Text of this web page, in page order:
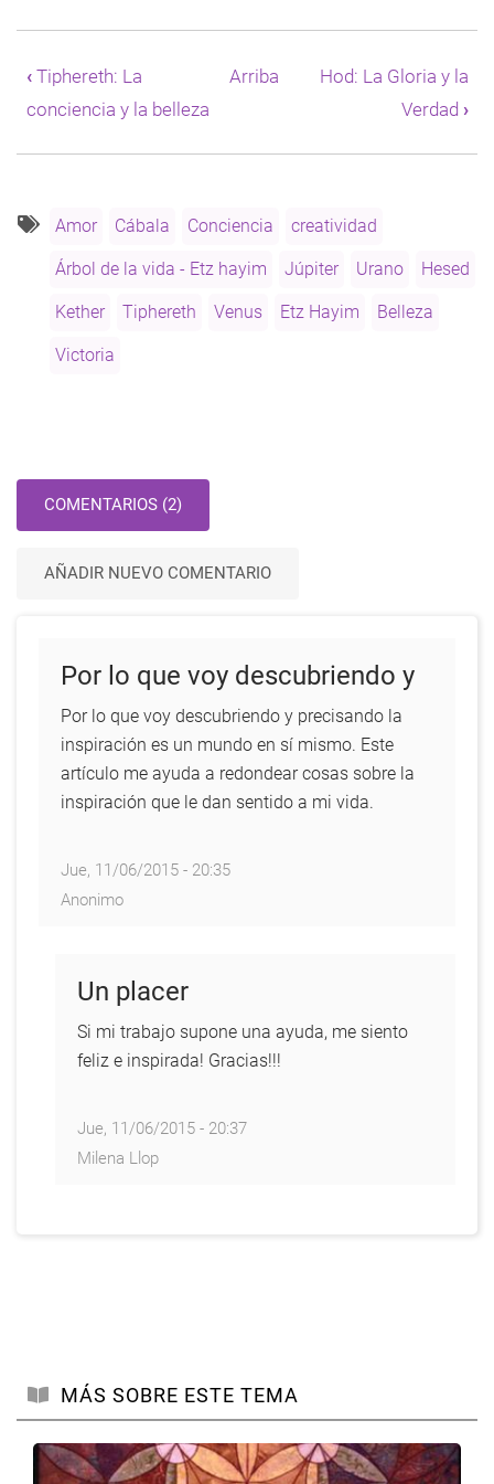
transversales
de
Book
Netzah:
Victoria
‹Tiphereth: La
conciencia y la belleza
Arriba
Hod: La Gloria y la
Verdad ›
Amor Cábala Conciencia creatividad
Árbol de la vida - Etz hayim Júpiter Urano Hesed
Kether Tiphereth Venus Etz Hayim Belleza
Victoria
COMENTARIOS (2)
AÑADIR NUEVO COMENTARIO
Por lo que voy descubriendo y
Por lo que voy descubriendo y precisando la
inspiración es un mundo en sí mismo. Este
artículo me ayuda a redondear cosas sobre la
inspiración que le dan sentido a mi vida.
Jue, 11/06/2015 - 20:35
Anonimo
Un placer
Si mi trabajo supone una ayuda, me siento
feliz e inspirada! Gracias!!!
Jue, 11/06/2015 - 20:37
Milena Llop
descubriendo
y
por
MÁS SOBRE ESTE TEMA